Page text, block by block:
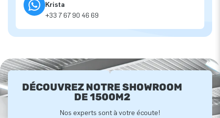
Krista
+33 7 67 90 46 69
DÉCOUVREZ NOTRE SHOWROOM
DE 1500M2
Nos experts sont à votre écoute!